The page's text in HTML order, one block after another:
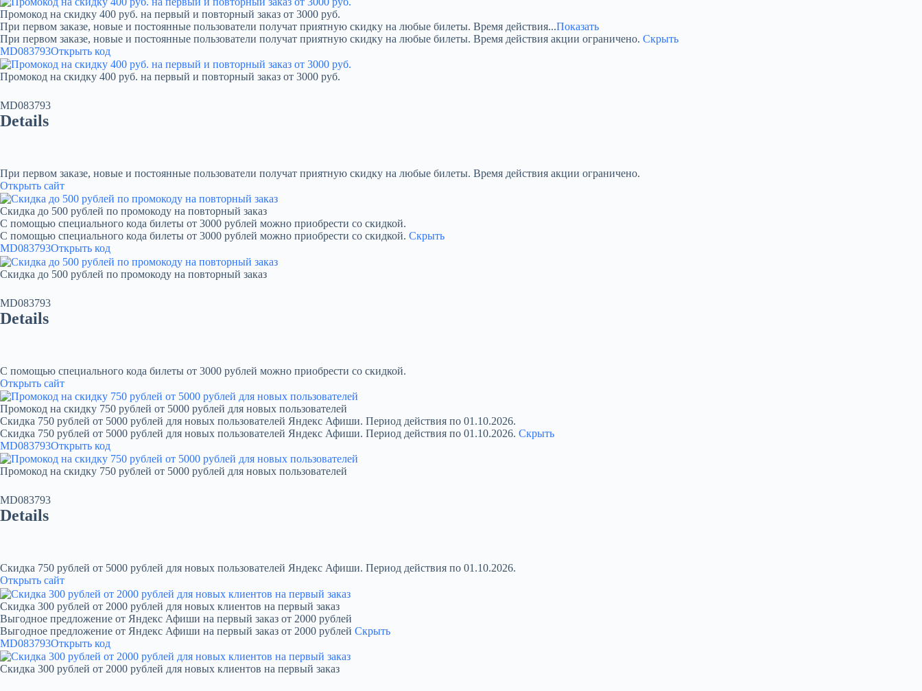
Промокод на скидку 400 руб. на первый и повторный заказ от 3000 руб.
При первом заказе, новые и постоянные пользователи получат приятную скидку на любые билеты. Время действия...Показать
При первом заказе, новые и постоянные пользователи получат приятную скидку на любые билеты. Время действия акции ограничено. Скрыть
MD083793Открыть код
Промокод на скидку 400 руб. на первый и повторный заказ от 3000 руб.
MD083793
Details
При первом заказе, новые и постоянные пользователи получат приятную скидку на любые билеты. Время действия акции ограничено.
Открыть сайт
Скидка до 500 рублей по промокоду на повторный заказ
С помощью специального кода билеты от 3000 рублей можно приобрести со скидкой.
С помощью специального кода билеты от 3000 рублей можно приобрести со скидкой. Скрыть
MD083793Открыть код
Скидка до 500 рублей по промокоду на повторный заказ
MD083793
Details
С помощью специального кода билеты от 3000 рублей можно приобрести со скидкой.
Открыть сайт
Промокод на скидку 750 рублей от 5000 рублей для новых пользователей
Скидка 750 рублей от 5000 рублей для новых пользователей Яндекс Афиши. Период действия по 01.10.2026.
Скидка 750 рублей от 5000 рублей для новых пользователей Яндекс Афиши. Период действия по 01.10.2026. Скрыть
MD083793Открыть код
Промокод на скидку 750 рублей от 5000 рублей для новых пользователей
MD083793
Details
Скидка 750 рублей от 5000 рублей для новых пользователей Яндекс Афиши. Период действия по 01.10.2026.
Открыть сайт
Скидка 300 рублей от 2000 рублей для новых клиентов на первый заказ
Выгодное предложение от Яндекс Афиши на первый заказ от 2000 рублей
Выгодное предложение от Яндекс Афиши на первый заказ от 2000 рублей Скрыть
MD083793Открыть код
Скидка 300 рублей от 2000 рублей для новых клиентов на первый заказ